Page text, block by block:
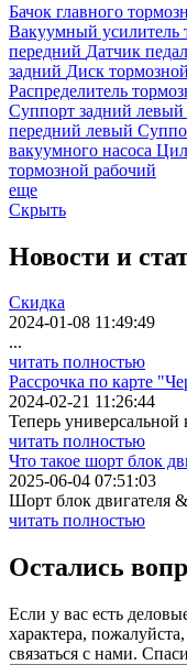
Бачок главного
Вакуумный усилитель
передний Датчик
задний Диск
Распределитель
Суппорт задний левый
передний левый
вакуумного насоса
тормозной рабочий
еще
Скрыть
Новости и
Скидка
2024-01-08 11:49:49
...
читать полностью
Рассрочка по карте
2024-02-21 11:26:44
Теперь
читать полностью
Что такое шорт блок
2025-06-04 07:51:03
Шорт блок двигателя
читать полностью
Остались
Если у вас есть
характера,
связаться с нами.